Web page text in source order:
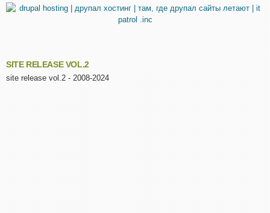
SITE RELEASE VOL.2
site release vol.2 - 2008-2024